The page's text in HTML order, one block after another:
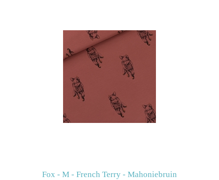
Fox - M - French Terry - Mahoniebruin